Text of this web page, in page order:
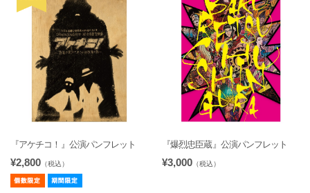
『アケチコ！』公演パンフレット
¥2,800 （税込）
『爆烈忠臣蔵』公演パンフレット
¥3,000 （税込）